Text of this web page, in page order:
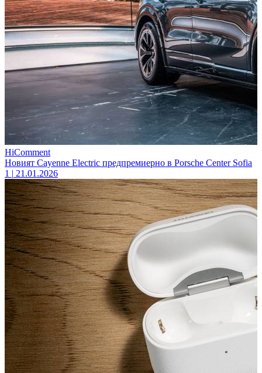
HiComment
Новият Cayenne Electric предпремиерно в Porsche Center Sofia
1 | 21.01.2026